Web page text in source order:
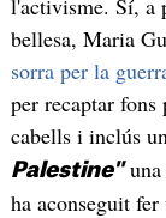
bellesa, Maria
sorra per la
per recaptar fons
cabells i inclús
Palestine"una
ha aconseguit